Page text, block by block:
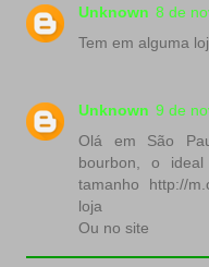
Unknown 8 de
Tem em alguma
Unknown 9 de
Olá em São
bourbon, o
tamanho http://
loja
Ou no site